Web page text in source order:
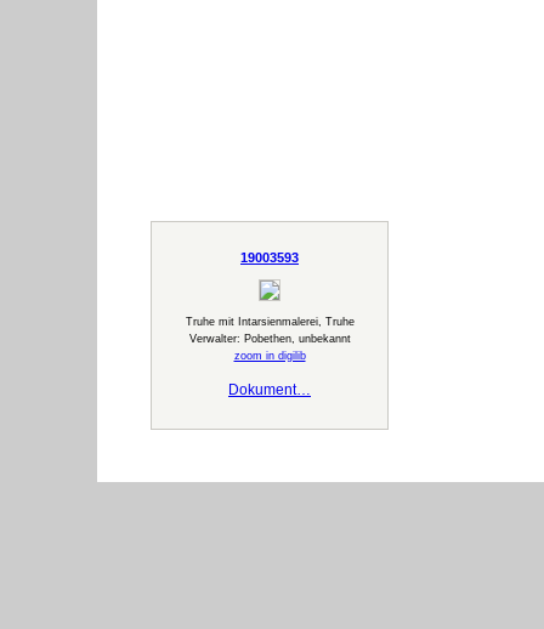
19003593
Truhe mit Intarsienmalerei, Truhe
Verwalter: Pobethen, unbekannt
zoom in digilib
Dokument…